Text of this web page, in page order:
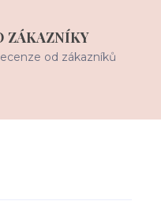
ZÁKAZNÍKY
od zákazníků